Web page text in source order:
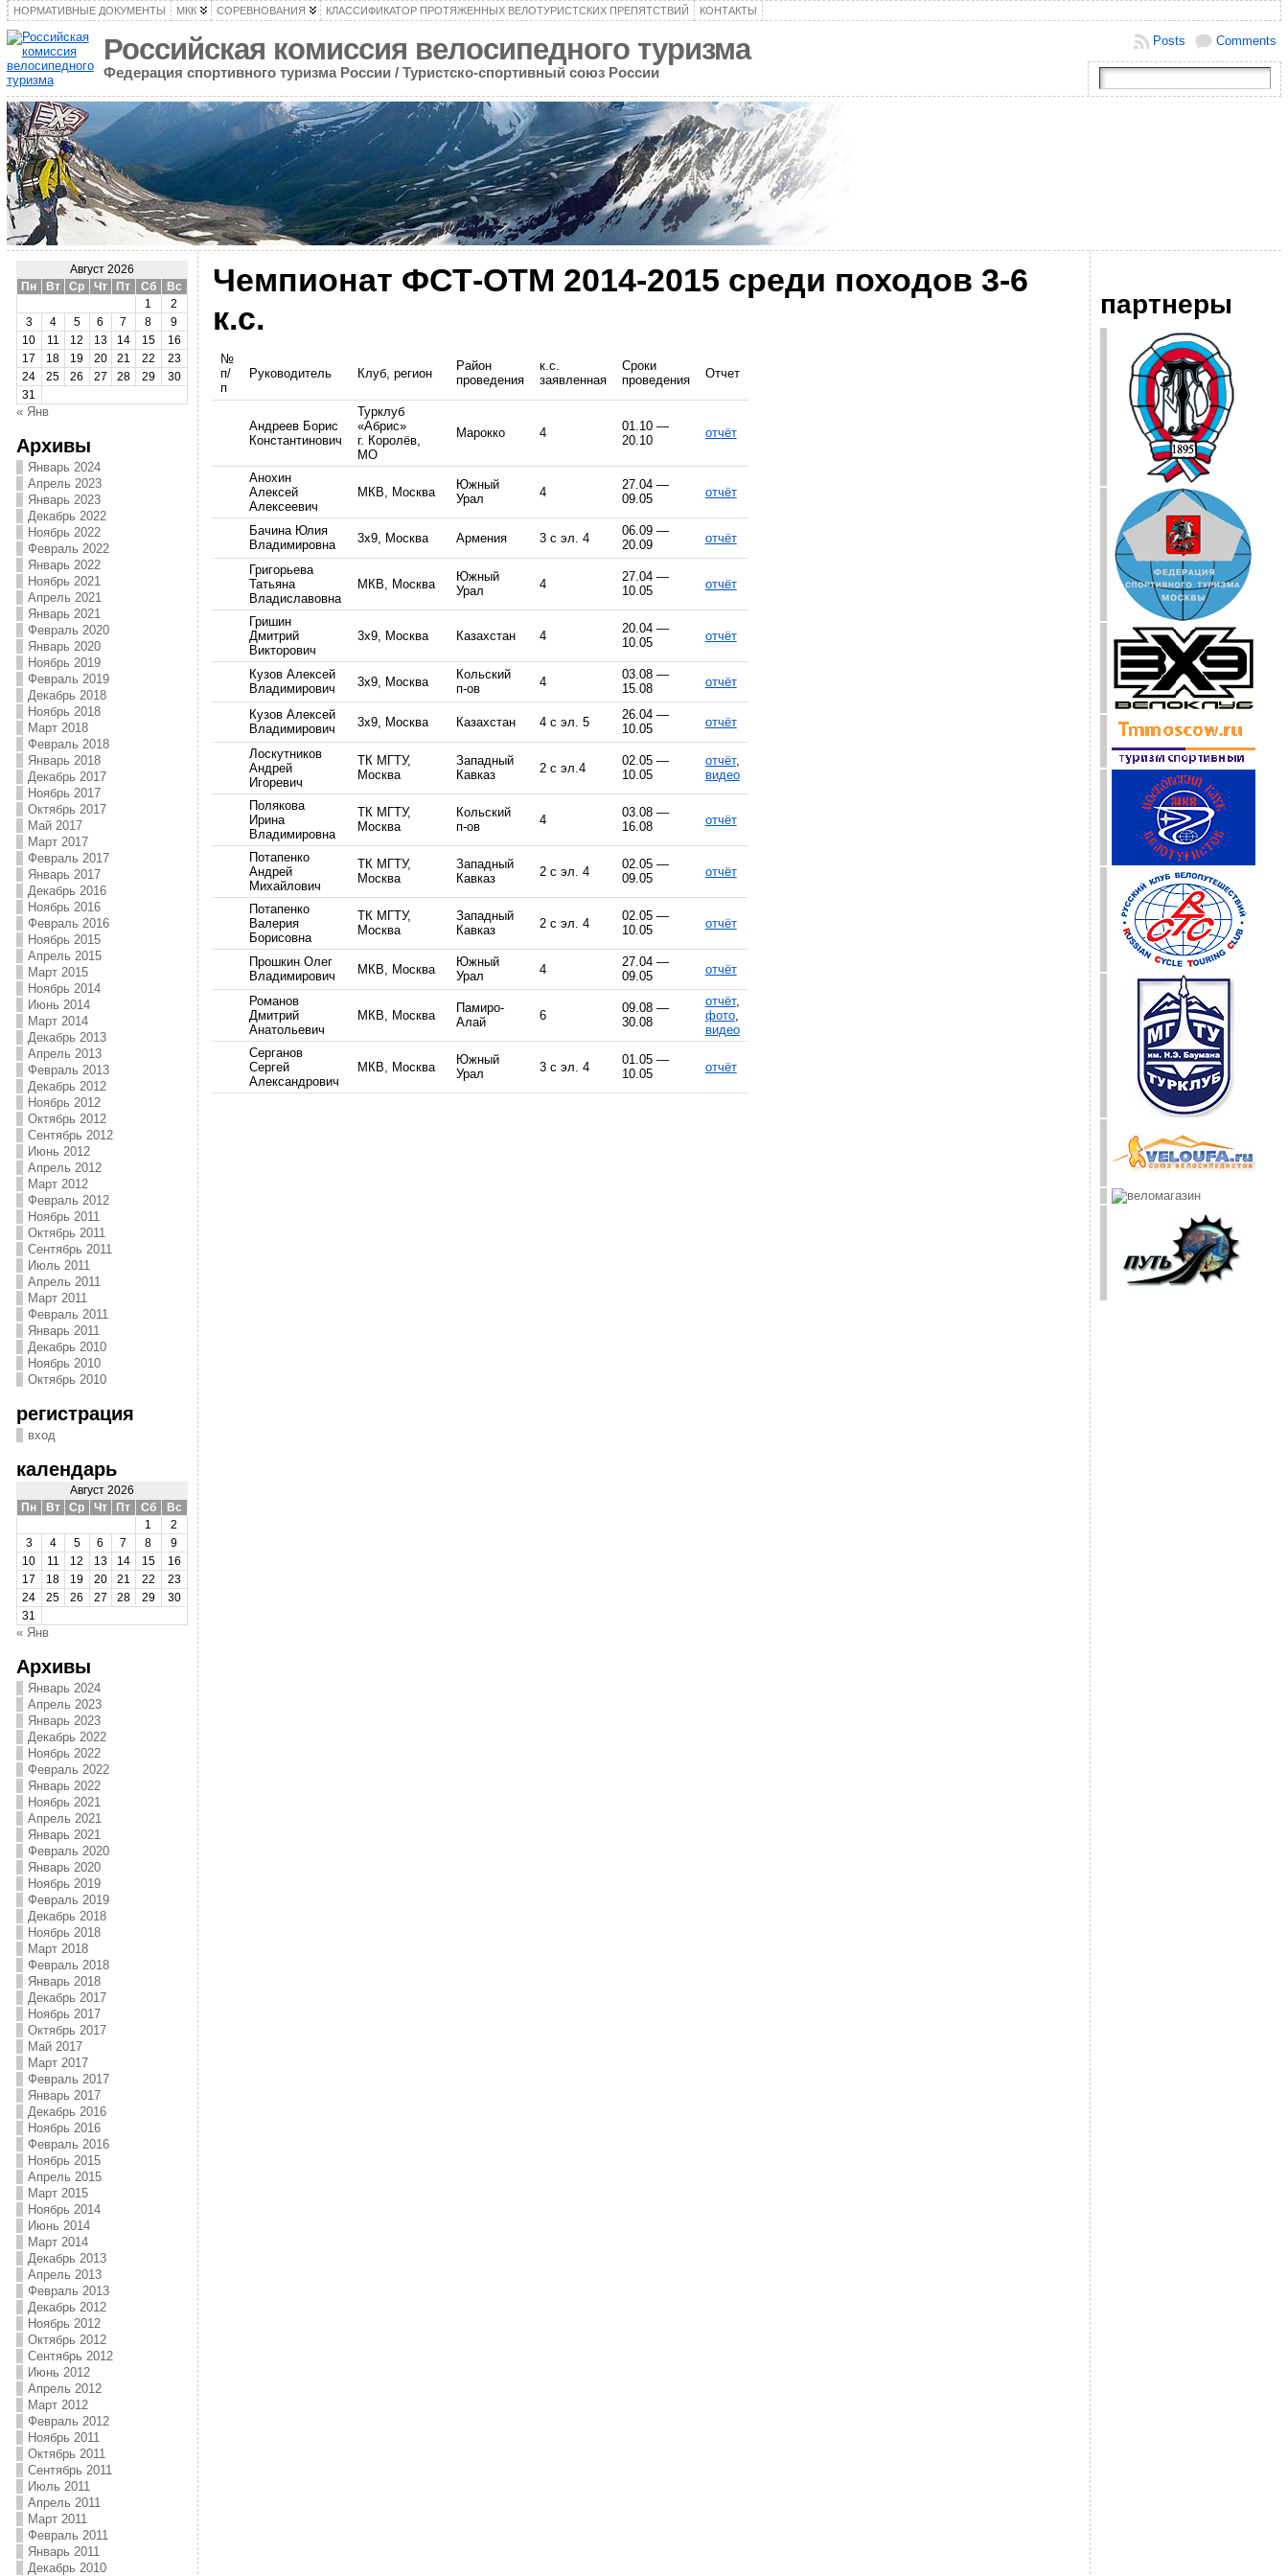
НОРМАТИВНЫЕ ДОКУМЕНТЫ МКК СОРЕВНОВАНИЯ КЛАССИФИКАТОР ПРОТЯЖЕННЫХ ВЕЛОТУРИСТСКИХ ПРЕПЯТСТВИЙ КОНТАКТЫ
Российская комиссия велосипедного туризма
Федерация спортивного туризма России / Туристско-спортивный союз России
Comments
Posts
Август 2026
Пн
Вт Ср Чт Пт Сб
Вс
1
2
3
4 5 6 7 8
9
10
11 12 13 14 15
16
17
18 19 20 21 22
23
24
25 26 27 28 29
30
31
« Янв
Архивы
Январь 2024
Апрель 2023
Январь 2023
Декабрь 2022
Ноябрь 2022
Февраль 2022
Январь 2022
Ноябрь 2021
Апрель 2021
Январь 2021
Февраль 2020
Январь 2020
Ноябрь 2019
Февраль 2019
Декабрь 2018
Ноябрь 2018
Март 2018
Февраль 2018
Январь 2018
Декабрь 2017
Ноябрь 2017
Октябрь 2017
Май 2017
Март 2017
Февраль 2017
Январь 2017
Декабрь 2016
Ноябрь 2016
Февраль 2016
Ноябрь 2015
Апрель 2015
Март 2015
Ноябрь 2014
Июнь 2014
Март 2014
Декабрь 2013
Апрель 2013
Февраль 2013
Декабрь 2012
Ноябрь 2012
Октябрь 2012
Сентябрь 2012
Июнь 2012
Апрель 2012
Март 2012
Февраль 2012
Ноябрь 2011
Октябрь 2011
Сентябрь 2011
Июль 2011
Апрель 2011
Март 2011
Февраль 2011
Январь 2011
Декабрь 2010
Ноябрь 2010
Октябрь 2010
регистрация
вход
календарь
Август 2026
Пн
Вт Ср Чт Пт Сб
Вс
1
2
3
4 5 6 7 8
9
10
11 12 13 14 15
16
17
18 19 20 21 22
23
24
25 26 27 28 29
30
31
« Янв
Архивы
Январь 2024
Апрель 2023
Январь 2023
Декабрь 2022
Ноябрь 2022
Февраль 2022
Январь 2022
Ноябрь 2021
Апрель 2021
Январь 2021
Февраль 2020
Январь 2020
Ноябрь 2019
Февраль 2019
Декабрь 2018
Ноябрь 2018
Март 2018
Февраль 2018
Январь 2018
Декабрь 2017
Ноябрь 2017
Октябрь 2017
Май 2017
Март 2017
Февраль 2017
Январь 2017
Декабрь 2016
Ноябрь 2016
Февраль 2016
Ноябрь 2015
Апрель 2015
Март 2015
Ноябрь 2014
Июнь 2014
Март 2014
Декабрь 2013
Апрель 2013
Февраль 2013
Декабрь 2012
Ноябрь 2012
Октябрь 2012
Сентябрь 2012
Июнь 2012
Апрель 2012
Март 2012
Февраль 2012
Ноябрь 2011
Октябрь 2011
Сентябрь 2011
Июль 2011
Апрель 2011
Март 2011
Февраль 2011
Январь 2011
Декабрь 2010
Чемпионат ФСТ-ОТМ 2014-2015 среди походов 3-6
к.с.
№
п/
п
Руководитель Клуб, регион
Район
проведения
к.с.
заявленная
Сроки
проведения
Отчет
Андреев Борис
Константинович
Турклуб
«Абрис»
г. Королёв,
МО
Марокко 4
01.10 —
20.10
отчёт
Анохин
Алексей
Алексеевич
МКВ, Москва
Южный
Урал
4
27.04 —
09.05
отчёт
Бачина Юлия
Владимировна
3х9, Москва Армения 3 с эл. 4
06.09 —
20.09
отчёт
Григорьева
Татьяна
Владиславовна
МКВ, Москва
Южный
Урал
4
27.04 —
10.05
отчёт
Гришин
Дмитрий
Викторович
3х9, Москва Казахстан 4
20.04 —
10.05
отчёт
Кузов Алексей
Владимирович
3х9, Москва
Кольский
п-ов
4
03.08 —
15.08
отчёт
Кузов Алексей
Владимирович
3х9, Москва Казахстан 4 с эл. 5
26.04 —
10.05
отчёт
Лоскутников
Андрей
Игоревич
ТК МГТУ,
Москва
Западный
Кавказ
2 с эл.4
02.05 —
10.05
отчёт,
видео
Полякова
Ирина
Владимировна
ТК МГТУ,
Москва
Кольский
п-ов
4
03.08 —
16.08
отчёт
Потапенко
Андрей
Михайлович
ТК МГТУ,
Москва
Западный
Кавказ
2 с эл. 4
02.05 —
09.05
отчёт
Потапенко
Валерия
Борисовна
ТК МГТУ,
Москва
Западный
Кавказ
2 с эл. 4
02.05 —
10.05
отчёт
Прошкин Олег
Владимирович
МКВ, Москва
Южный
Урал
4
27.04 —
09.05
отчёт
Романов
Дмитрий
Анатольевич
МКВ, Москва
Памиро-
Алай
6
09.08 —
30.08
отчёт,
фото,
видео
Серганов
Сергей
Александрович
МКВ, Москва
Южный
Урал
3 с эл. 4
01.05 —
10.05
отчёт
партнеры